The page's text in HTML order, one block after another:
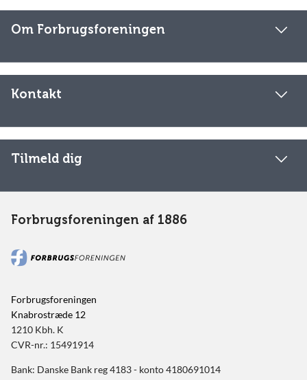
Om Forbrugsforeningen
Kontakt
Tilmeld dig
Forbrugsforeningen af 1886
Forbrugsforeningen
Knabrostræde 12
1210 Kbh. K
CVR-nr.: 15491914
Bank: Danske Bank reg 4183 - konto 4180691014